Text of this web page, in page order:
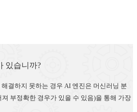
있습니까?
결하지 못하는 경우 AI 엔진은 머신러닝 분
부정확한 경우가 있을 수 있음)을 통해 가장